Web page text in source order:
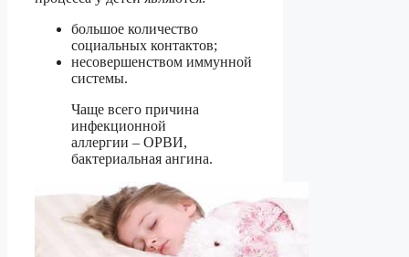
большое количество
социальных контактов;
несовершенством иммунной
системы.
Чаще всего причина
инфекционной
аллергии – ОРВИ,
бактериальная ангина.